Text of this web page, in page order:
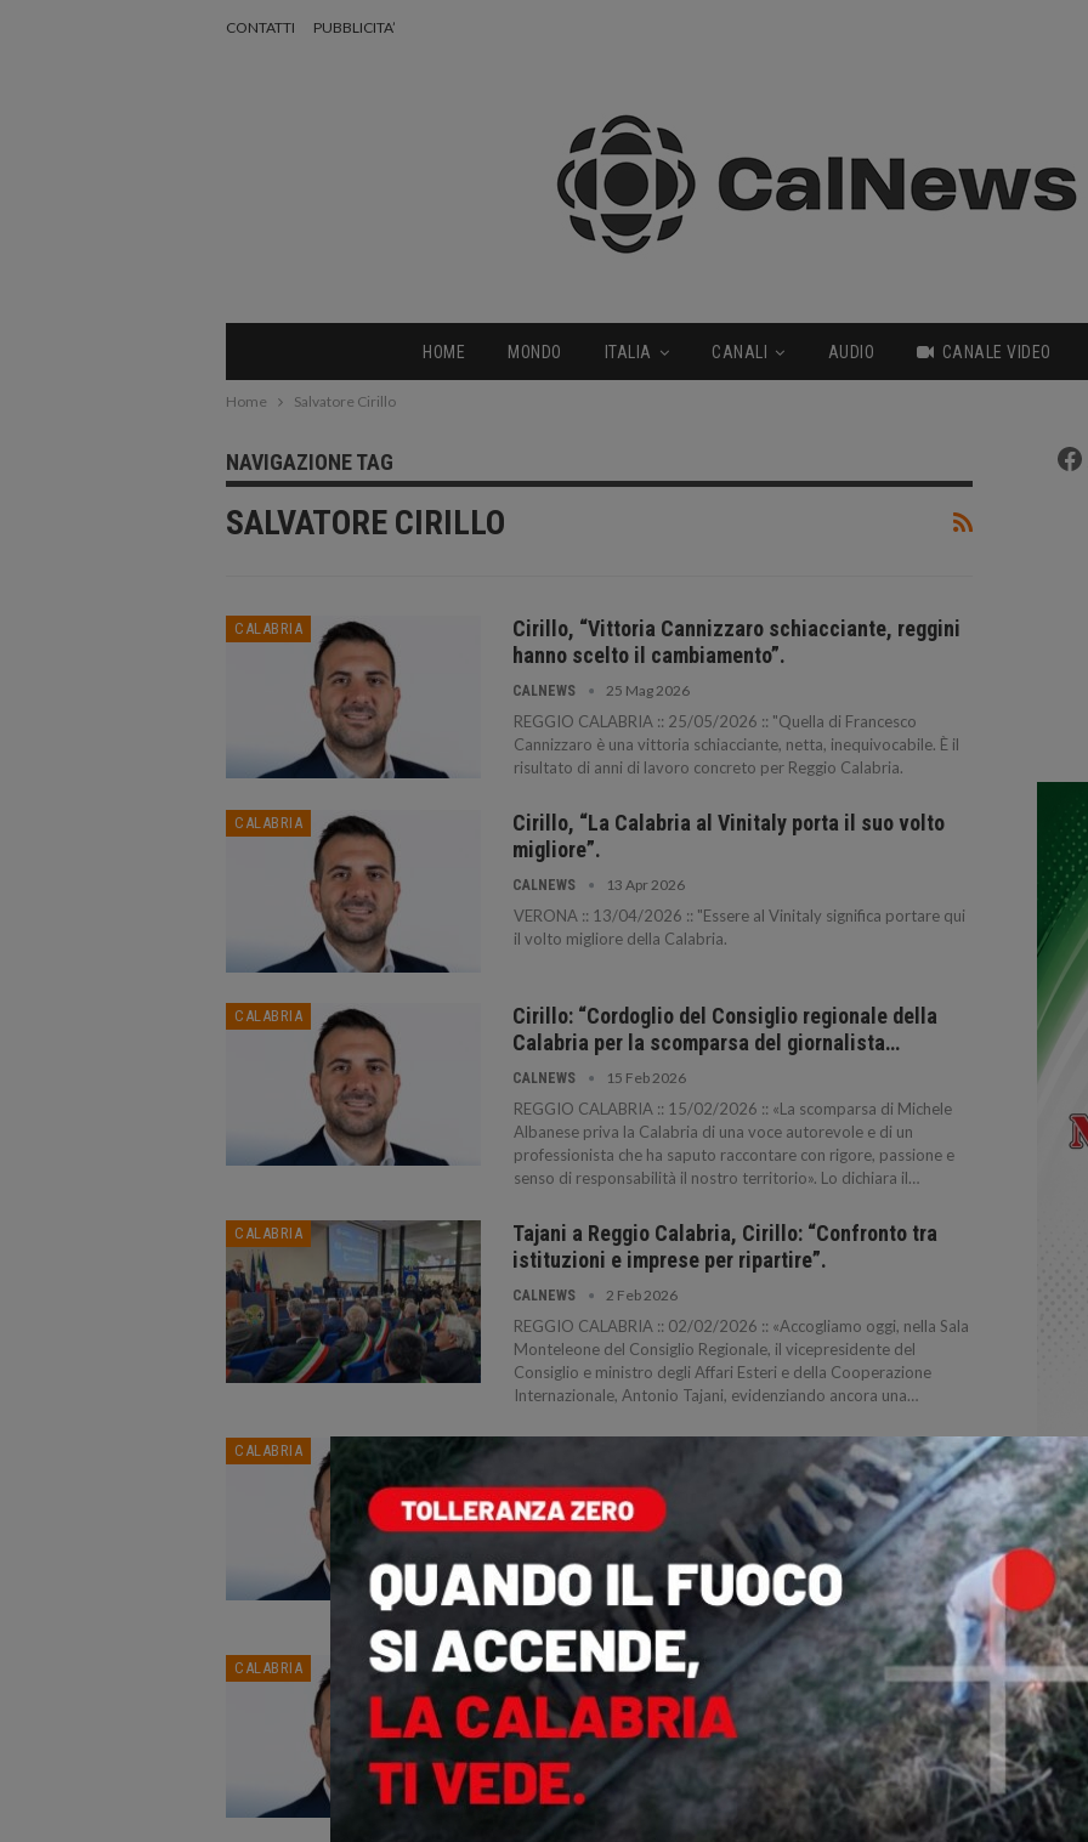
CONTATTI PUBBLICITA’
HOME MONDO ITALIA CANALI AUDIO CANALE VIDEO
Home Salvatore Cirillo
NAVIGAZIONE TAG
SALVATORE CIRILLO
CALABRIA
Cirillo, “Vittoria Cannizzaro schiacciante, reggini
hanno scelto il cambiamento”.
CALNEWS 25 Mag 2026
REGGIO CALABRIA :: 25/05/2026 :: "Quella di Francesco
Cannizzaro è una vittoria schiacciante, netta, inequivocabile. È il
risultato di anni di lavoro concreto per Reggio Calabria.
CALABRIA
Cirillo, “La Calabria al Vinitaly porta il suo volto
migliore”.
CALNEWS 13 Apr 2026
VERONA :: 13/04/2026 :: "Essere al Vinitaly significa portare qui
il volto migliore della Calabria.
CALABRIA
Cirillo: “Cordoglio del Consiglio regionale della
Calabria per la scomparsa del giornalista…
CALNEWS 15 Feb 2026
REGGIO CALABRIA :: 15/02/2026 :: «La scomparsa di Michele
Albanese priva la Calabria di una voce autorevole e di un
professionista che ha saputo raccontare con rigore, passione e
senso di responsabilità il nostro territorio». Lo dichiara il…
CALABRIA
Tajani a Reggio Calabria, Cirillo: “Confronto tra
istituzioni e imprese per ripartire”.
CALNEWS 2 Feb 2026
REGGIO CALABRIA :: 02/02/2026 :: «Accogliamo oggi, nella Sala
Monteleone del Consiglio Regionale, il vicepresidente del
Consiglio e ministro degli Affari Esteri e della Cooperazione
Internazionale, Antonio Tajani, evidenziando ancora una…
CALABRIA
Giorno della Memoria: Cirillo, “Educare i giovani al
rispetto della dignità umana”.
CALNEWS 27 Gen 2026
REGGIO CALABRIA :: 27/01/2026 :: "La memoria non è un
esercizio rivolto al passato, ma un impegno per il presente. Oggi,
nella Giornata della memoria, ricordiamo le vittime della Shoah e
di ogni persecuzione basata sull'odio e sulla…
CALABRIA
Presidente Cirillo ha convocato per il 27 gennaio il
Consiglio regionale.
CALNEWS 22 Gen 2026
REGGIO CALABRIA :: 22/01/2026 :: Il presidente Salvatore
Cirillo ha convocato il Consiglio regionale per martedì 27
gennaio, alle ore 12. La riunione si svolgerà nell'aula "Fortugno" di
Palazzo Campanella. Lo riferisce un comunicato del…